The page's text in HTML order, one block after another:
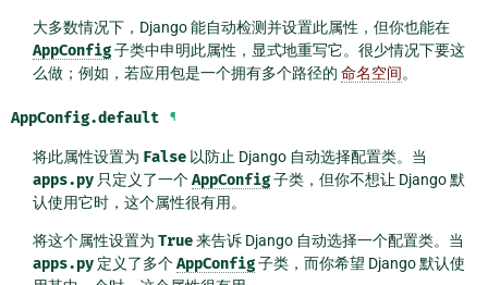
大多数情况下，Django 能自动检测并设置此属性，但你也能在
AppConfig子类中申明此属性，显式地重写它。很少情况下要这
么做；例如，若应用包是一个拥有多个路径的 命名空间。
AppConfig.default ¶
将此属性设置为 False以防止 Django 自动选择配置类。当
apps.py只定义了一个AppConfig子类，但你不想让 Django 默
认使用它时，这个属性很有用。
将这个属性设置为 True来告诉 Django 自动选择一个配置类。当
apps.py定义了多个AppConfig子类，而你希望 Django 默认使